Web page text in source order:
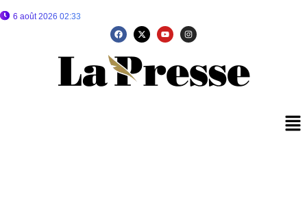
6 août 2026 02:33